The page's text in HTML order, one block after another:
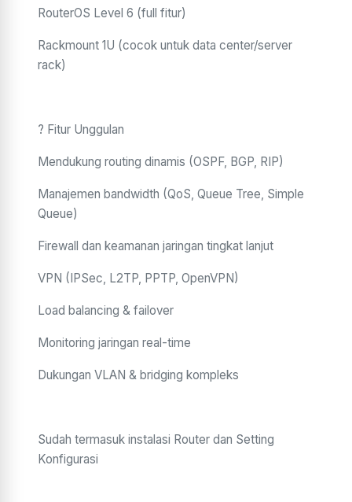
RouterOS Level 6 (full fitur)
Rackmount 1U (cocok untuk data center/server
rack)
? Fitur Unggulan
Mendukung routing dinamis (OSPF, BGP, RIP)
Manajemen bandwidth (QoS, Queue Tree, Simple
Queue)
Firewall dan keamanan jaringan tingkat lanjut
VPN (IPSec, L2TP, PPTP, OpenVPN)
Load balancing & failover
Monitoring jaringan real-time
Dukungan VLAN & bridging kompleks
Sudah termasuk instalasi Router dan Setting
Konfigurasi